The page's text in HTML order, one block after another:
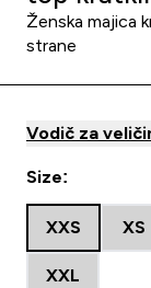
Ženska majica
strane
Vodič za
Size:
XXS XS
XXL